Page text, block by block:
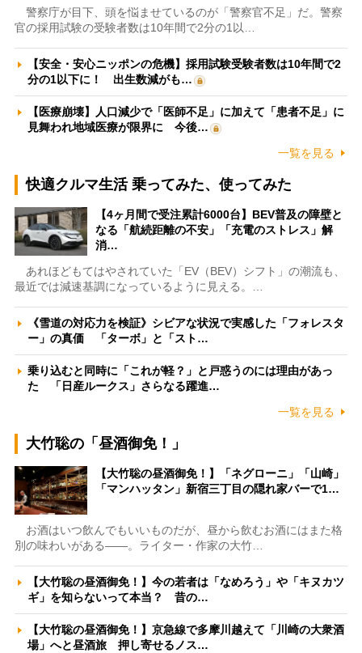
警察庁が目下、頭を悩ませているのが「警察官不足」だ。警察
官の採用試験の受験者数は10年間で2分の1以…
【安全・安心ニッポンの危機】採用試験受験者数は10年間で2
分の1以下に！ 出生数減がも…
【医療崩壊】人口減少で「医師不足」に加えて「患者不足」に
見舞われ地域医療が限界に 今後…
一覧を見る
快適クルマ生活 乗ってみた、使ってみた
【4ヶ月間で受注累計6000台】BEV普及の障壁と
なる「航続距離の不安」「充電のストレス」解
消…
あれほどもてはやされていた「EV（BEV）シフト」の潮流も、
最近では減速基調になっているように見える。…
《雪道の対応力を検証》シビアな状況で実感した「フォレスタ
ー」の真価 「ターボ」と「スト…
乗り込むと同時に「これが軽？」と戸惑うのには理由があっ
た 「日産ルークス」さらなる躍進…
一覧を見る
大竹聡の「昼酒御免！」
【大竹聡の昼酒御免！】「ネグローニ」「山崎」
「マンハッタン」新宿三丁目の隠れ家バーで1…
お酒はいつ飲んでもいいものだが、昼から飲むお酒にはまた格
別の味わいがある――。ライター・作家の大竹…
【大竹聡の昼酒御免！】今の若者は「なめろう」や「キヌカツ
ギ」を知らないって本当？ 昔の…
【大竹聡の昼酒御免！】京急線で多摩川越えて「川崎の大衆酒
場」へと昼酒旅 押し寄せるノス…